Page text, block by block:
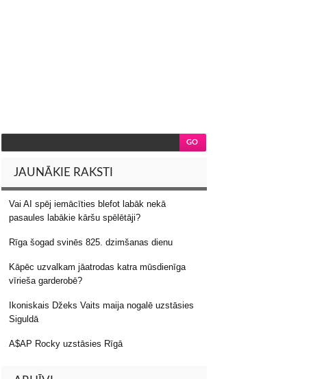
JAUNĀKIE RAKSTI
Vai AI spēj iemācīties blefot labāk nekā
pasaules labākie kāršu spēlētāji?
Rīga šogad svinēs 825. dzimšanas dienu
Kāpēc uzvalkam jāatrodas katra mūsdienīga
vīrieša garderobē?
Ikoniskais Džeks Vaits maija nogalē uzstāsies
Siguldā
A$AP Rocky uzstāsies Rīgā